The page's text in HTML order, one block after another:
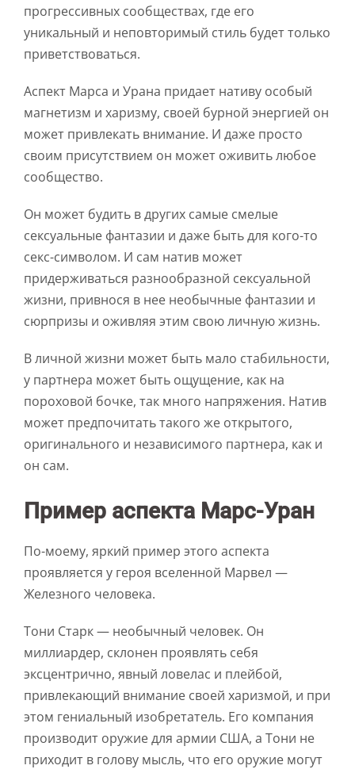
прогрессивных сообществах, где его
уникальный и неповторимый стиль будет только
приветствоваться.
Аспект Марса и Урана придает нативу особый
магнетизм и харизму, своей бурной энергией он
может привлекать внимание. И даже просто
своим присутствием он может оживить любое
сообщество.
Он может будить в других самые смелые
сексуальные фантазии и даже быть для кого-то
секс-символом. И сам натив может
придерживаться разнообразной сексуальной
жизни, привнося в нее необычные фантазии и
сюрпризы и оживляя этим свою личную жизнь.
В личной жизни может быть мало стабильности,
у партнера может быть ощущение, как на
пороховой бочке, так много напряжения. Натив
может предпочитать такого же открытого,
оригинального и независимого партнера, как и
он сам.
Пример аспекта Марс-Уран
По-моему, яркий пример этого аспекта
проявляется у героя вселенной Марвел —
Железного человека.
Тони Старк — необычный человек. Он
миллиардер, склонен проявлять себя
эксцентрично, явный ловелас и плейбой,
привлекающий внимание своей харизмой, и при
этом гениальный изобретатель. Его компания
производит оружие для армии США, а Тони не
приходит в голову мысль, что его оружие могут